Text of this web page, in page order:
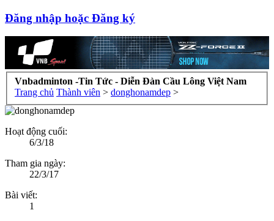
Đăng nhập hoặc Đăng ký
Vnbadminton -Tin Tức - Diễn Đàn Cầu Lông Việt Nam
Trang chủ Thành viên > donghonamdep >
Hoạt động cuối:
6/3/18
Tham gia ngày:
22/3/17
Bài viết:
1